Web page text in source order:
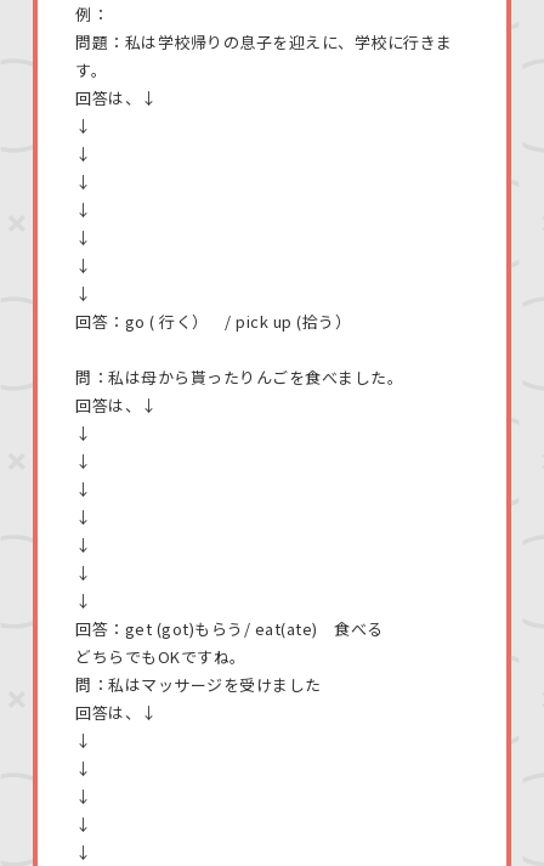
例：
問題：私は学校帰りの息子を迎えに、学校に行きま
す。
回答は、↓
↓
↓
↓
↓
↓
↓
↓
回答：go ( 行く） / pick up (拾う）
問：私は母から貰ったりんごを食べました。
回答は、↓
↓
↓
↓
↓
↓
↓
↓
回答：get (got)もらう/ eat(ate) 食べる
どちらでもOKですね。
問：私はマッサージを受けました
回答は、↓
↓
↓
↓
↓
↓